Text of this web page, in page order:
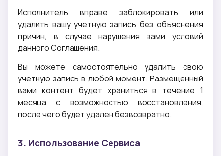
Исполнитель вправе заблокировать или
удалить вашу учетную запись без объяснения
причин, в случае нарушения вами условий
данного Соглашения.
Вы можете самостоятельно удалить свою
учетную запись в любой момент. Размещенный
вами контент будет храниться в течение 1
месяца с возможностью восстановления,
после чего будет удален безвозвратно.
3. Использование Сервиса